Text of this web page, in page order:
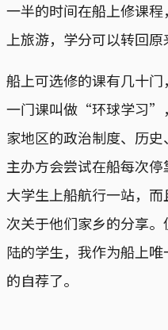
一半的时间在船上修课
上旅游，学分可以转回原
船上可选修的课有几十
一门课叫做“环球学习”
家地区的政治制度、历
主办方会尝试在船每次
大学生上船航行一站，
次关于他们家乡的分享
陆的学生，我作为船上
的自荐了。